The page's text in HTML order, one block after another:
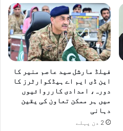
فیلڈ مارشل سید عاصم منیر کا
این ڈی ایم اے ہیڈکوارٹرز کا
دورہ، امدادی کارروائیوں
میں ہر ممکن تعاون کی یقین
دہانی
2 دن پہلے